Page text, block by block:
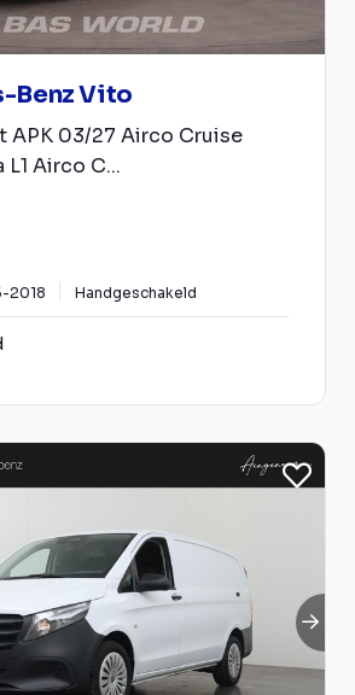
Benz Vito
APK 03/27 Airco Cruise
L1 Airco C...
2018 Handgeschakeld